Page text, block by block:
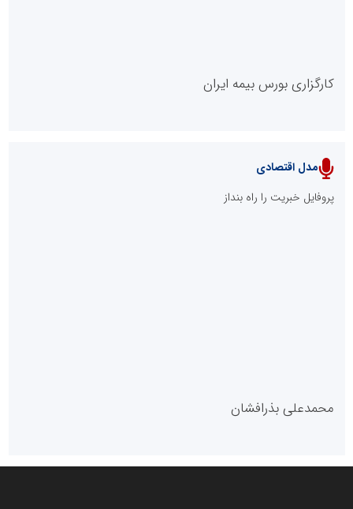
پایگاه خبری نهضت ملی مسکن
پایگاه خبری گفتمان یزد
کارگزاری بورس بیمه ایران
مدل اقتصادی
پروفایل خبریت را راه بنداز
محمدعلی بذرافشان